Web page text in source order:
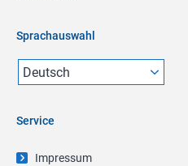
Sprachauswahl
Service
Impressum